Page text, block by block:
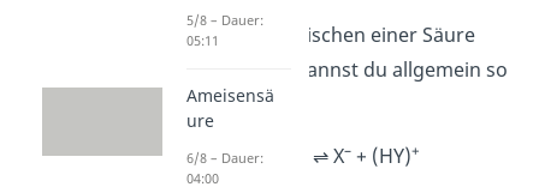
Die Protolyse zwischen einer Säure
und einer Base kannst du allgemein so
darstellen:
HX
⇌ X–+ (HY)+
5/8 – Dauer:
05:11
Ameisensä
ure
6/8 – Dauer:
04:00